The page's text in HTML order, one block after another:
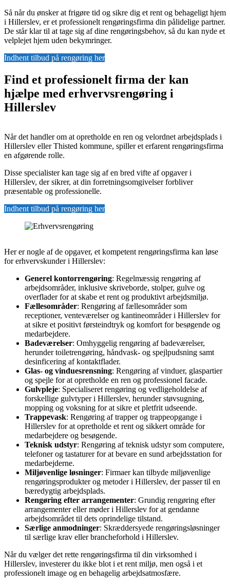
Så når du ønsker at frigøre tid og sikre dig et rent og behageligt hjem
i Hillerslev, er et professionelt rengøringsfirma din pålidelige partner.
De står klar til at tage sig af dine rengøringsbehov, så du kan nyde et
velplejet hjem uden bekymringer.
Indhent tilbud på rengøring her
Find et professionelt firma der kan
hjælpe med erhvervsrengøring i
Hillerslev
Når det handler om at opretholde en ren og velordnet arbejdsplads i
Hillerslev eller Thisted kommune, spiller et erfarent rengøringsfirma
en afgørende rolle.
Disse specialister kan tage sig af en bred vifte af opgaver i
Hillerslev, der sikrer, at din forretningsomgivelser forbliver
præsentable og professionelle.
Indhent tilbud på rengøring her
Her er nogle af de opgaver, et kompetent rengøringsfirma kan løse
for erhvervskunder i Hillerslev:
Generel kontorrengøring: Regelmæssig rengøring af
arbejdsområder, inklusive skriveborde, stolper, gulve og
overflader for at skabe et rent og produktivt arbejdsmiljø.
Fællesområder: Rengøring af fællesområder som
receptioner, venteværelser og kantineområder i Hillerslev for
at sikre et positivt førsteindtryk og komfort for besøgende og
medarbejdere.
Badeværelser: Omhyggelig rengøring af badeværelser,
herunder toiletrengøring, håndvask- og spejlpudsning samt
desinficering af kontaktflader.
Glas- og vinduesrensning: Rengøring af vinduer, glaspartier
og spejle for at opretholde en ren og professionel facade.
Gulvpleje: Specialiseret rengøring og vedligeholdelse af
forskellige gulvtyper i Hillerslev, herunder støvsugning,
mopping og voksning for at sikre et pletfrit udseende.
Trappevask: Rengøring af trapper og trappeopgange i
Hillerslev for at opretholde et rent og sikkert område for
medarbejdere og besøgende.
Teknisk udstyr: Rengøring af teknisk udstyr som computere,
telefoner og tastaturer for at bevare en sund arbejdsstation for
medarbejderne.
Miljøvenlige løsninger: Firmaer kan tilbyde miljøvenlige
rengøringsprodukter og metoder i Hillerslev, der passer til en
bæredygtig arbejdsplads.
Rengøring efter arrangementer: Grundig rengøring efter
arrangementer eller møder i Hillerslev for at gendanne
arbejdsområdet til dets oprindelige tilstand.
Særlige anmodninger: Skræddersyede rengøringsløsninger
til særlige krav eller brancheforhold i Hillerslev.
Når du vælger det rette rengøringsfirma til din virksomhed i
Hillerslev, investerer du ikke blot i et rent miljø, men også i et
professionelt image og en behagelig arbejdsatmosfære.